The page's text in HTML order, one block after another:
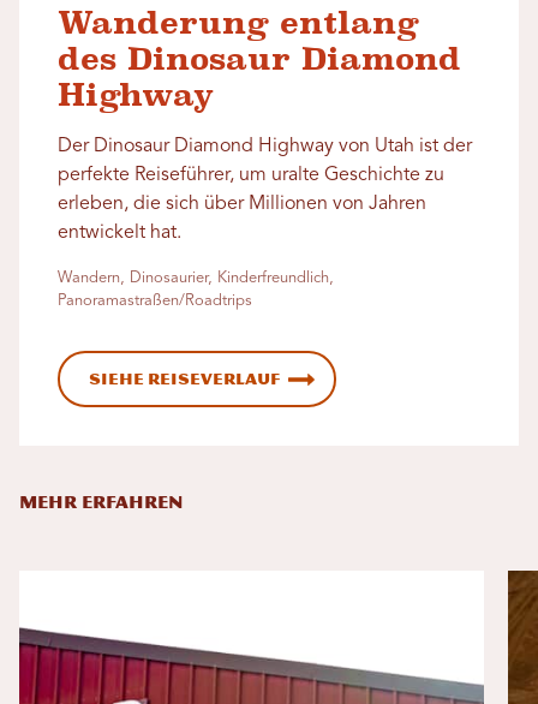
Wanderung entlang
des Dinosaur Diamond
Highway
Der Dinosaur Diamond Highway von Utah ist der
perfekte Reiseführer, um uralte Geschichte zu
erleben, die sich über Millionen von Jahren
entwickelt hat.
Wandern, Dinosaurier, Kinderfreundlich,
Panoramastraßen/Roadtrips
Siehe Reiseverlauf
MEHR ERFAHREN